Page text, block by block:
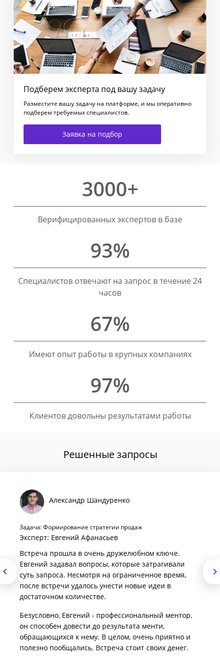
Подберем эксперта под вашу задачу
Разместите вашу задачу на платформе, и мы оперативно
подберем требуемых специалистов.
Заявка на подбор
3000+
Верифицированных экспертов в базе
93%
Специалистов отвечают на запрос в течение 24
часов
67%
Имеют опыт работы в крупных компаниях
97%
Клиентов довольны результатами работы
Решенные запросы
Александр Шандуренко
Задача: Формирование стратегии продаж
Эксперт: Евгений Афанасьев
Встреча прошла в очень дружелюбном ключе.
Евгений задавал вопросы, которые затрагивали
суть запроса. Несмотря на ограниченное время,
после встречи удалось унести новые идеи в
достаточном количестве.
Безусловно, Евгений - профессиональный ментор,
он способен довести до результата менти,
обращающихся к нему. В целом, очень приятно и
полезно пообщались. Встреча стоит своих денег.